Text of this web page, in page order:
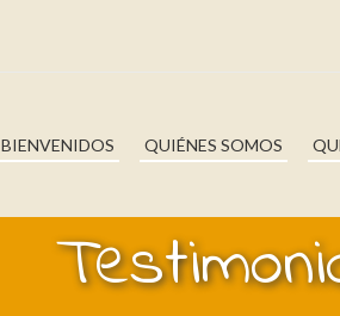
BIENVENIDOS QUIÉNES SOMOS